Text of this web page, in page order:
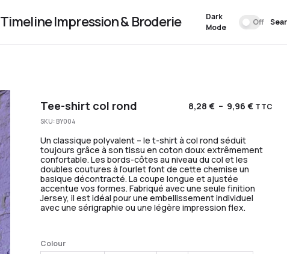
Timeline Impression & Broderie
Dark
Mode
Off
Tee-shirt col rond 8,28 € – 9,96 € TTC
SKU: BY004
Un classique polyvalent – ​​le t-shirt à col rond séduit
toujours grâce à son tissu en coton doux extrêmement
confortable. Les bords-côtes au niveau du col et les
doubles coutures à l’ourlet font de cette chemise un
basique décontracté. La coupe longue et ajustée
accentue vos formes. Fabriqué avec une seule finition
Jersey, il est idéal pour une embellissement individuel
avec une sérigraphie ou une légère impression flex.
Colour